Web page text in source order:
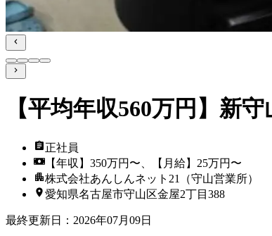
【平均年収560万円】新
正社員
【年収】350万円〜、【月給】25万円〜
株式会社あんしんネット21（守山営業所）
愛知県名古屋市守山区金屋2丁目388
最終更新日 ： 2026年07月09日